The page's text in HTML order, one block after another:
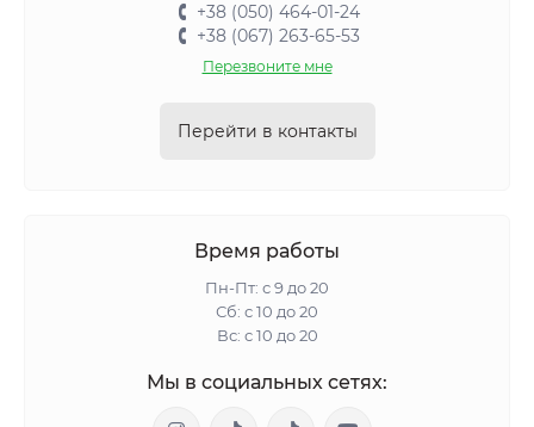
+38 (050) 464-01-24
+38 (067) 263-65-53
Перезвоните мне
Перейти в контакты
Время работы
Пн-Пт: с 9 до 20
Сб: с 10 до 20
Вс: с 10 до 20
Мы в социальных сетях: